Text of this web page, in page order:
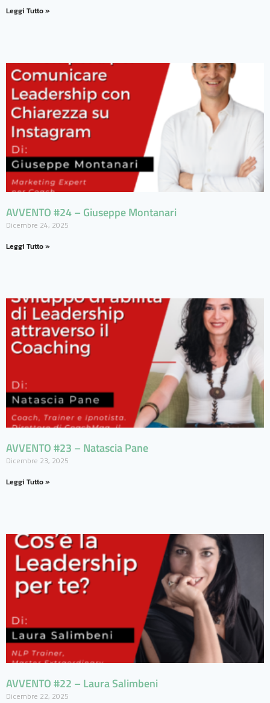
Leggi Tutto »
AVVENTO #24 – Giuseppe Montanari
Dicembre 24, 2025
Leggi Tutto »
AVVENTO #23 – Natascia Pane
Dicembre 23, 2025
Leggi Tutto »
AVVENTO #22 – Laura Salimbeni
Dicembre 22, 2025